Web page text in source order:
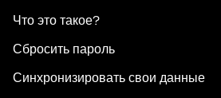
Что это такое?
Сбросить пароль
Синхронизировать свои данные